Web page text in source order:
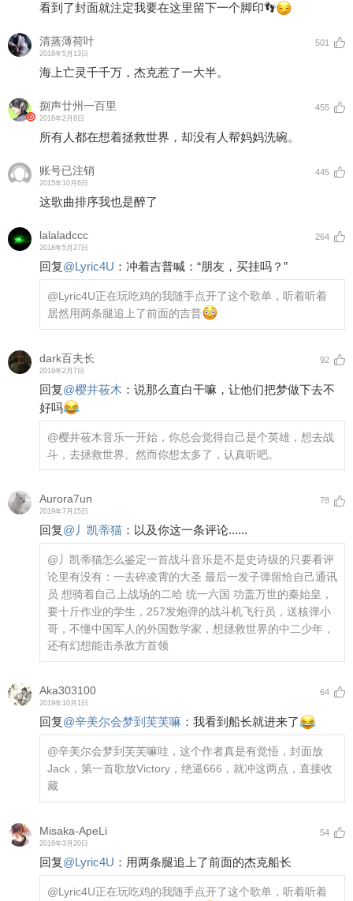
看到了封面就注定我要在这里留下一个脚印👣
清蒸薄荷叶
2018年5月13日
501
海上亡灵千千万，杰克惹了一大半。
捌声廿州一百里
2018年2月8日
455
所有人都在想着拯救世界，却没有人帮妈妈洗碗。
账号已注销
2015年10月6日
445
这歌曲排序我也是醉了
lalaladccc
2018年5月27日
264
回复@Lyric4U ： 冲着吉普喊：“朋友，买挂吗？”
@Lyric4U正在玩吃鸡的我随手点开了这个歌单，听着听着
居然用两条腿追上了前面的吉普
dark百夫长
2019年2月7日
92
回复@樱井莜木 ： 说那么直白干嘛，让他们把梦做下去不
好吗
@樱井莜木音乐一开始，你总会觉得自己是个英雄，想去战
斗，去拯救世界。然而你想太多了，认真听吧。
Aurora7un
2019年7月15日
78
回复@ 丿凯蒂猫 ： 以及你这一条评论......
@丿凯蒂猫怎么鉴定一首战斗音乐是不是史诗级的只要看评
论里有没有：一去碎凌霄的大圣 最后一发子弹留给自己通讯
员 想骑着自己上战场的二哈 统一六国 功盖万世的秦始皇，
要十斤作业的学生，257发炮弹的战斗机飞行员，送核弹小
哥，不懂中国军人的外国数学家，想拯救世界的中二少年，
还有幻想能击杀敌方首领
Aka303100
2019年10月1日
64
回复@辛美尔会梦到芙芙嘛 ： 我看到船长就进来了
@辛美尔会梦到芙芙嘛哇，这个作者真是有觉悟，封面放
Jack，第一首歌放Victory，绝逼666，就冲这两点，直接收
藏
Misaka-ApeLi
2019年3月20日
54
回复@Lyric4U ： 用两条腿追上了前面的杰克船长
@Lyric4U正在玩吃鸡的我随手点开了这个歌单，听着听着